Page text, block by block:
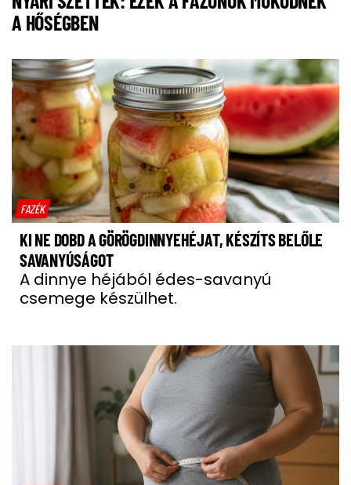
A HŐSÉGBEN
FAZÉK
KI NE DOBD A GÖRÖGDINNYEHÉJAT, KÉSZÍTS BELŐLE
SAVANYÚSÁGOT
A dinnye héjából édes-savanyú
csemege készülhet.